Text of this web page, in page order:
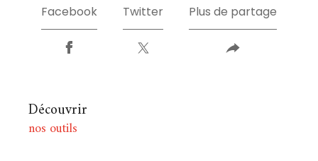
Facebook Twitter Plus de partage
découvrir
nos outils